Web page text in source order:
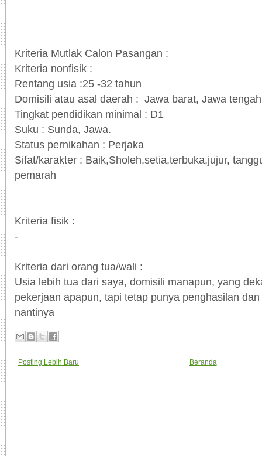
Kriteria Mutlak Calon Pasangan :
Kriteria nonfisik :
Rentang usia :25 -32 tahun
Domisili atau asal daerah : Jawa barat, Jawa
Tingkat pendidikan minimal : D1
Suku : Sunda, Jawa.
Status pernikahan : Perjaka
Sifat/karakter : Baik,Sholeh,setia,terbuka,jujur,
pemarah
Kriteria fisik :
-
Kriteria dari orang tua/wali :
Usia lebih tua dari saya, domisili manapun, yang
pekerjaan apapun, tapi tetap punya penghasilan
nantinya
Posting Lebih Baru Beranda